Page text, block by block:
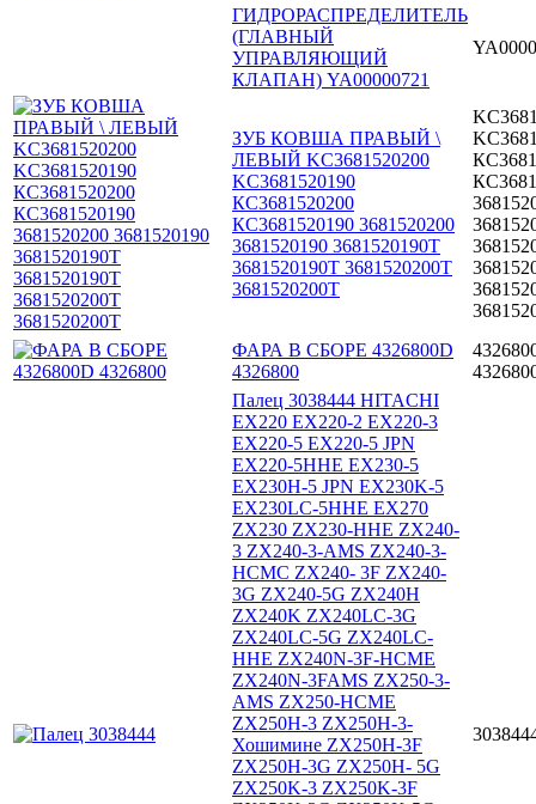
ГИДРОРАСПРЕДЕЛИТЕЛЬ
(ГЛАВНЫЙ
УПРАВЛЯЮЩИЙ
КЛАПАН) YA00000721
ЗУБ КОВША ПРАВЫЙ \
ЛЕВЫЙ KC3681520200
KC3681520190
КС3681520200
КС3681520190 3681520200
3681520190 3681520190T
3681520190Т 3681520200T
3681520200Т
ФАРА В СБОРЕ 4326800D
4326800
Палец 3038444 HITACHI
EX220 EX220-2 EX220-3
EX220-5 EX220-5 JPN
EX220-5HHE EX230-5
EX230H-5 JPN EX230K-5
EX230LC-5HHE EX270
ZX230 ZX230-HHE ZX240-
3 ZX240-3-AMS ZX240-3-
HCMC ZX240- 3F ZX240-
3G ZX240-5G ZX240H
ZX240K ZX240LC-3G
ZX240LC-5G ZX240LC-
HHE ZX240N-3F-HCME
ZX240N-3FAMS ZX250-3-
AMS ZX250-HCME
ZX250H-3 ZX250H-3-
Хошимине ZX250H-3F
ZX250H-3G ZX250H- 5G
ZX250K-3 ZX250K-3F